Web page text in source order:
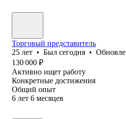
Торговый представитель
25 лет • Был сегодня •
130 000 ₽
Активно ищет работу
Конкретные достижения
Общий опыт
6 лет 6 месяцев